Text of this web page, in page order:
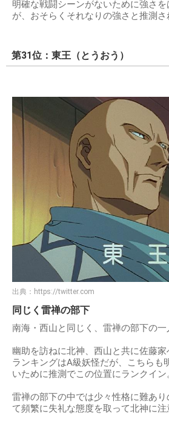
明確な戦闘シーンがないために強さ
が、おそらくそれなりの強さと推測さ
第31位：東王（とうおう）
出典： https://twitter.com
同じく雷禅の部下
南海・西山と同じく、雷禅の部下の一
幽助を訪ねに北神、西山と共に佐藤家
ランキングはA級妖怪だが、こちらも
いために推測でこの位置にランクイン
雷禅の部下の中では少々性格に難あ
て頻繁に失礼な態度を取って北神に注